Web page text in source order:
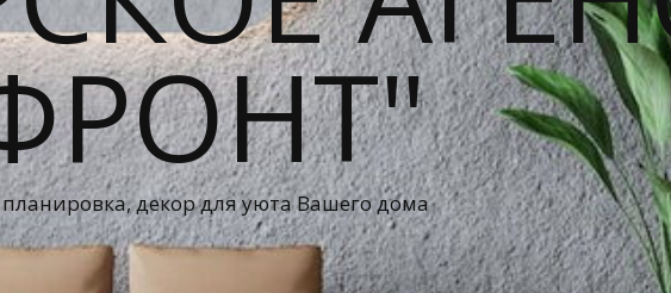
декор для уюта Вашего дома